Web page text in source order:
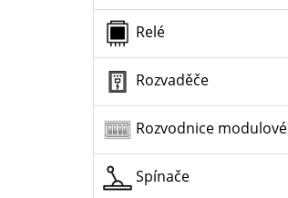
Relé
Rozvaděče
Rozvodnice modulové
Spínače